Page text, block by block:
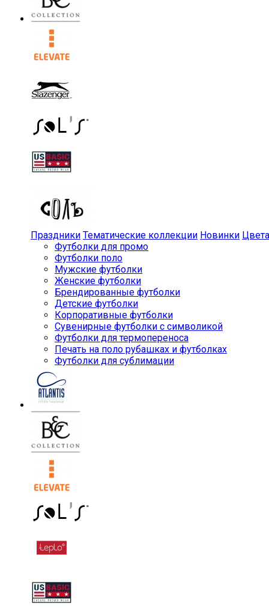
Праздники Тематические коллекции Новинки Цвета
Футболки для промо
Футболки поло
Мужские футболки
Женские футболки
Брендированные футболки
Детские футболки
Корпоративные футболки
Сувенирные футболки с символикой
Футболки для термопереноса
Печать на поло рубашках и футболках
Футболки для сублимации